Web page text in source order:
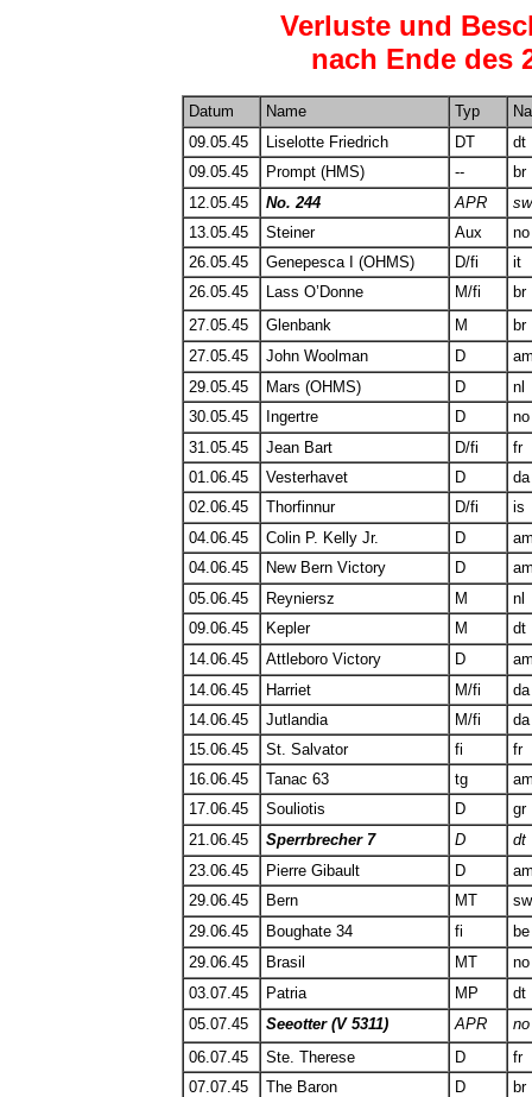
Verluste und
nach Ende des
Datum Name Typ
09.05.45
Liselotte Friedrich DT
dt
09.05.45
Prompt (HMS) --
br
12.05.45
No. 244 APR
sw
13.05.45
Steiner Aux
no
26.05.45
Genepesca I (OHMS) D/fi
it
26.05.45
Lass O’Donne M/fi
br
27.05.45
Glenbank M
br
27.05.45
John Woolman D
29.05.45
Mars (OHMS) D
nl
30.05.45
Ingertre D
no
31.05.45
Jean Bart D/fi
fr
01.06.45
Vesterhavet D
da
02.06.45
Thorfinnur D/fi
is
04.06.45
Colin P. Kelly Jr. D
04.06.45
New Bern Victory D
05.06.45
Reyniersz M
nl
09.06.45
Kepler M
dt
14.06.45
Attleboro Victory D
14.06.45
Harriet M/fi
da
14.06.45
Jutlandia M/fi
da
15.06.45
St. Salvator fi
fr
16.06.45
Tanac 63 tg
17.06.45
Souliotis D
gr
21.06.45
Sperrbrecher 7 D
dt
23.06.45
Pierre Gibault D
29.06.45
Bern MT
sw
29.06.45
Boughate 34 fi
be
29.06.45
Brasil MT
no
03.07.45
Patria MP
dt
05.07.45
Seeotter (V 5311) APR
no
06.07.45
Ste. Therese D
fr
07.07.45
The Baron D
br